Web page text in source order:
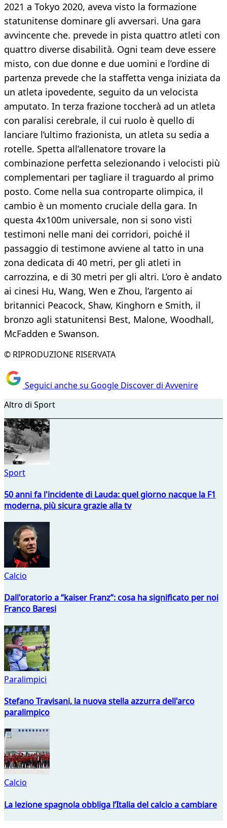
2021 a Tokyo 2020, aveva visto la formazione
statunitense dominare gli avversari. Una gara
avvincente che. prevede in pista quattro atleti con
quattro diverse disabilità. Ogni team deve essere
misto, con due donne e due uomini e l’ordine di
partenza prevede che la staffetta venga iniziata da
un atleta ipovedente, seguito da un velocista
amputato. In terza frazione toccherà ad un atleta
con paralisi cerebrale, il cui ruolo è quello di
lanciare l’ultimo frazionista, un atleta su sedia a
rotelle. Spetta all’allenatore trovare la
combinazione perfetta selezionando i velocisti più
complementari per tagliare il traguardo al primo
posto. Come nella sua controparte olimpica, il
cambio è un momento cruciale della gara. In
questa 4x100m universale, non si sono visti
testimoni nelle mani dei corridori, poiché il
passaggio di testimone avviene al tatto in una
zona dedicata di 40 metri, per gli atleti in
carrozzina, e di 30 metri per gli altri. L’oro è andato
ai cinesi Hu, Wang, Wen e Zhou, l’argento ai
britannici Peacock, Shaw, Kinghorn e Smith, il
bronzo agli statunitensi Best, Malone, Woodhall,
McFadden e Swanson.
© RIPRODUZIONE RISERVATA
Seguici anche su Google Discover di Avvenire
Altro di Sport
Sport
50 anni fa l'incidente di Lauda: quel giorno nacque la F1
moderna, più sicura grazie alla tv
Calcio
Dall'oratorio a “kaiser Franz”: cosa ha significato per noi
Franco Baresi
Paralimpici
Stefano Travisani, la nuova stella azzurra dell'arco
paralimpico
Calcio
La lezione spagnola obbliga l’Italia del calcio a cambiare